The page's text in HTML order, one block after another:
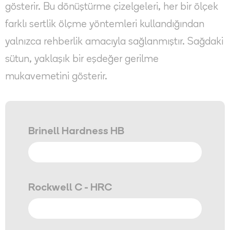
gösterir. Bu dönüştürme çizelgeleri, her bir ölçek
farklı sertlik ölçme yöntemleri kullandığından
yalnızca rehberlik amacıyla sağlanmıştır. Sağdaki
sütun, yaklaşık bir eşdeğer gerilme
mukavemetini gösterir.
Brinell Hardness HB
Rockwell C - HRC